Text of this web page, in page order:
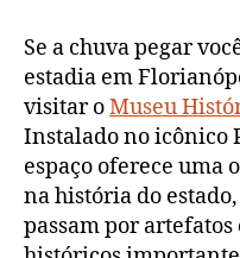
Se a chuva pegar
estadia em
visitar oMuseu
Instalado no icônico
espaço oferece uma
na história do
passam por